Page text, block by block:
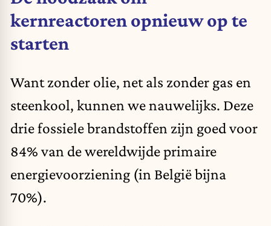
kernreactoren opnieuw op te
starten
Want zonder olie, net als zonder gas en
steenkool, kunnen we nauwelijks. Deze
drie fossiele brandstoffen zijn goed voor
84% van de wereldwijde primaire
energievoorziening (in België bijna
70%).